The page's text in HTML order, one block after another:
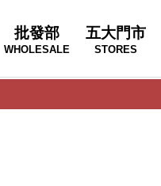
批發部
WHOLESALE
五大門市
STORES